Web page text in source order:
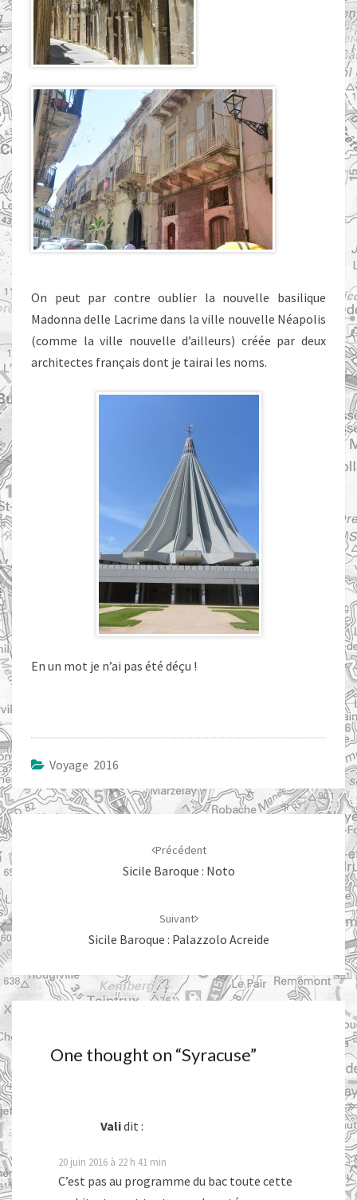
On peut par contre oublier la nouvelle basilique
Madonna delle Lacrime dans la ville nouvelle Néapolis
(comme la ville nouvelle d’ailleurs) créée par deux
architectes français dont je tairai les noms.
En un mot je n’ai pas été déçu !
Voyage 2016
Navigation
d'article
Précédent
Sicile Baroque : Noto
Suivant
Sicile Baroque : Palazzolo Acreide
One thought on “Syracuse”
Validit :
20 juin 2016 à 22 h 41 min
C’est pas au programme du bac toute cette